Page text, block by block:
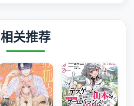
相关推荐